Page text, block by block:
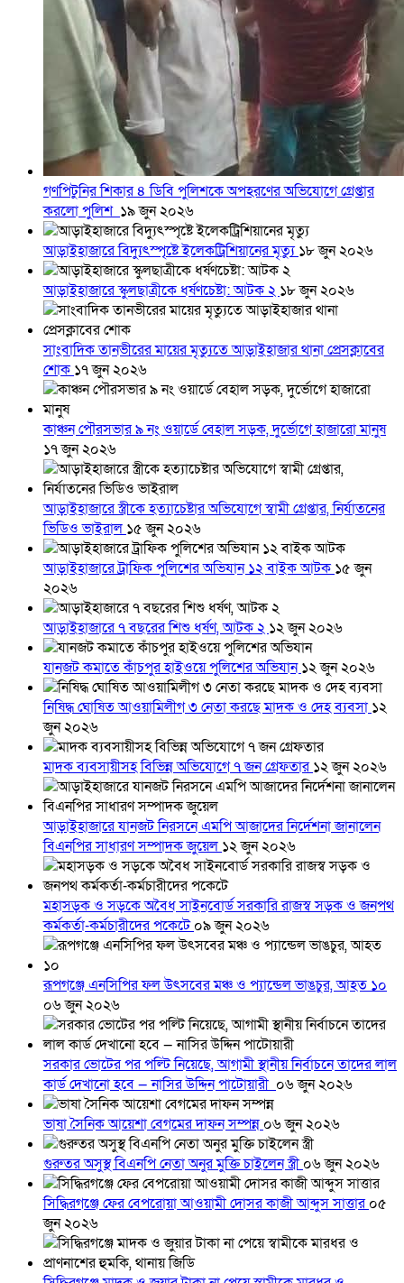
গণপিটুনির শিকার ৪ ডিবি পুলিশকে অপহরণের অভিযোগে গ্রেপ্তার
করলো পুলিশ ১৯ জুন ২০২৬
আড়াইহাজারে বিদ্যুৎস্পৃষ্টে ইলেকট্রিশিয়ানের মৃত্যু১৮ জুন ২০২৬
আড়াইহাজারে স্কুলছাত্রীকে ধর্ষণচেষ্টা: আটক ২ ১৮ জুন ২০২৬
সাংবাদিক তানভীরের মায়ের মৃত্যুতে আড়াইহাজার থানা প্রেসক্লাবের
শোক ১৭ জুন ২০২৬
কাঞ্চন পৌরসভার ৯ নং ওয়ার্ডে বেহাল সড়ক, দুর্ভোগে হাজারো মানুষ
১৭ জুন ২০২৬
আড়াইহাজারে স্ত্রীকে হত্যাচেষ্টার অভিযোগে স্বামী গ্রেপ্তার, নির্যাতনের
ভিডিও ভাইরাল ১৫ জুন ২০২৬
আড়াইহাজারে ট্রাফিক পুলিশের অভিযান ১২ বাইক আটক ১৫ জুন
২০২৬
আড়াইহাজারে ৭ বছরের শিশু ধর্ষণ, আটক ২ ১২ জুন ২০২৬
যানজট কমাতে কাঁচপুর হাইওয়ে পুলিশের অভিযান১২ জুন ২০২৬
নিষিদ্ধ ঘোষিত আওয়ামিলীগ ৩ নেতা করছে মাদক ও দেহ ব্যবসা ১২
জুন ২০২৬
মাদক ব্যবসায়ীসহ বিভিন্ন অভিযোগে ৭ জন গ্রেফতার১২ জুন ২০২৬
আড়াইহাজারে যানজট নিরসনে এমপি আজাদের নির্দেশনা জানালেন
বিএনপির সাধারণ সম্পাদক জুয়েল ১২ জুন ২০২৬
মহাসড়ক ও সড়কে অবৈধ সাইনবোর্ড সরকারি রাজস্ব সড়ক ও জনপথ
কর্মকর্তা-কর্মচারীদের পকেটে০৯ জুন ২০২৬
রূপগঞ্জে এনসিপির ফল উৎসবের মঞ্চ ও প্যান্ডেল ভাঙচুর, আহত ১০
০৬ জুন ২০২৬
সরকার ভোটের পর পল্টি নিয়েছে, আগামী স্থানীয় নির্বাচনে তাদের লাল
কার্ড দেখানো হবে — নাসির উদ্দিন পাটোয়ারী ০৬ জুন ২০২৬
ভাষা সৈনিক আয়েশা বেগমের দাফন সম্পন্ন ০৬ জুন ২০২৬
গুরুতর অসুস্থ বিএনপি নেতা অনুর মুক্তি চাইলেন স্ত্রী০৬ জুন ২০২৬
সিদ্ধিরগঞ্জে ফের বেপরোয়া আওয়ামী দোসর কাজী আব্দুস সাত্তার০৫
জুন ২০২৬